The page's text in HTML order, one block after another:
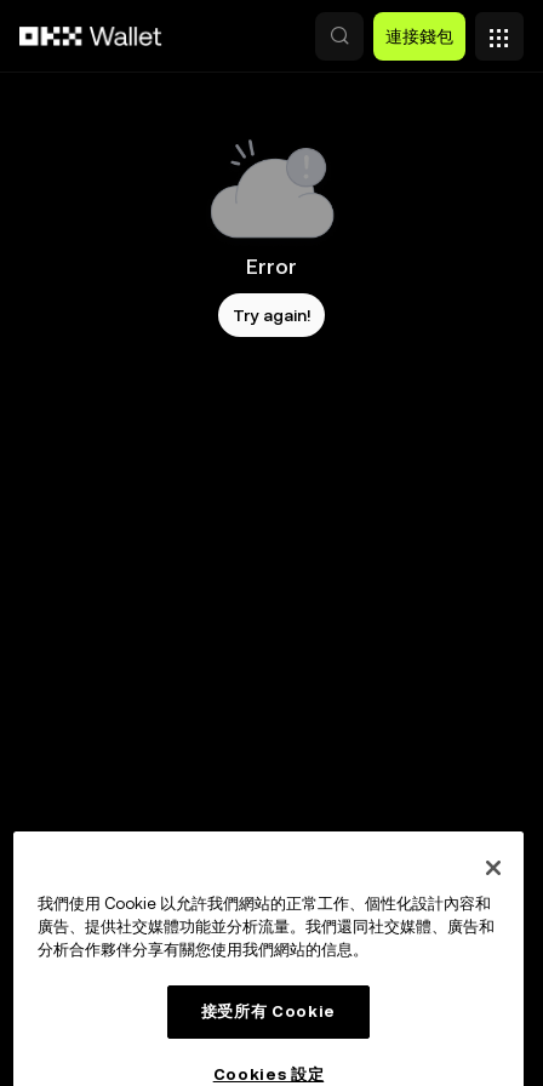
連接錢包
Error
Try again!
我們使用 Cookie 以允許我們網站的正常工作、個性化設計內容和
廣告、提供社交媒體功能並分析流量。我們還同社交媒體、廣告和
分析合作夥伴分享有關您使用我們網站的信息。
接受所有 Cookie
Cookies 設定